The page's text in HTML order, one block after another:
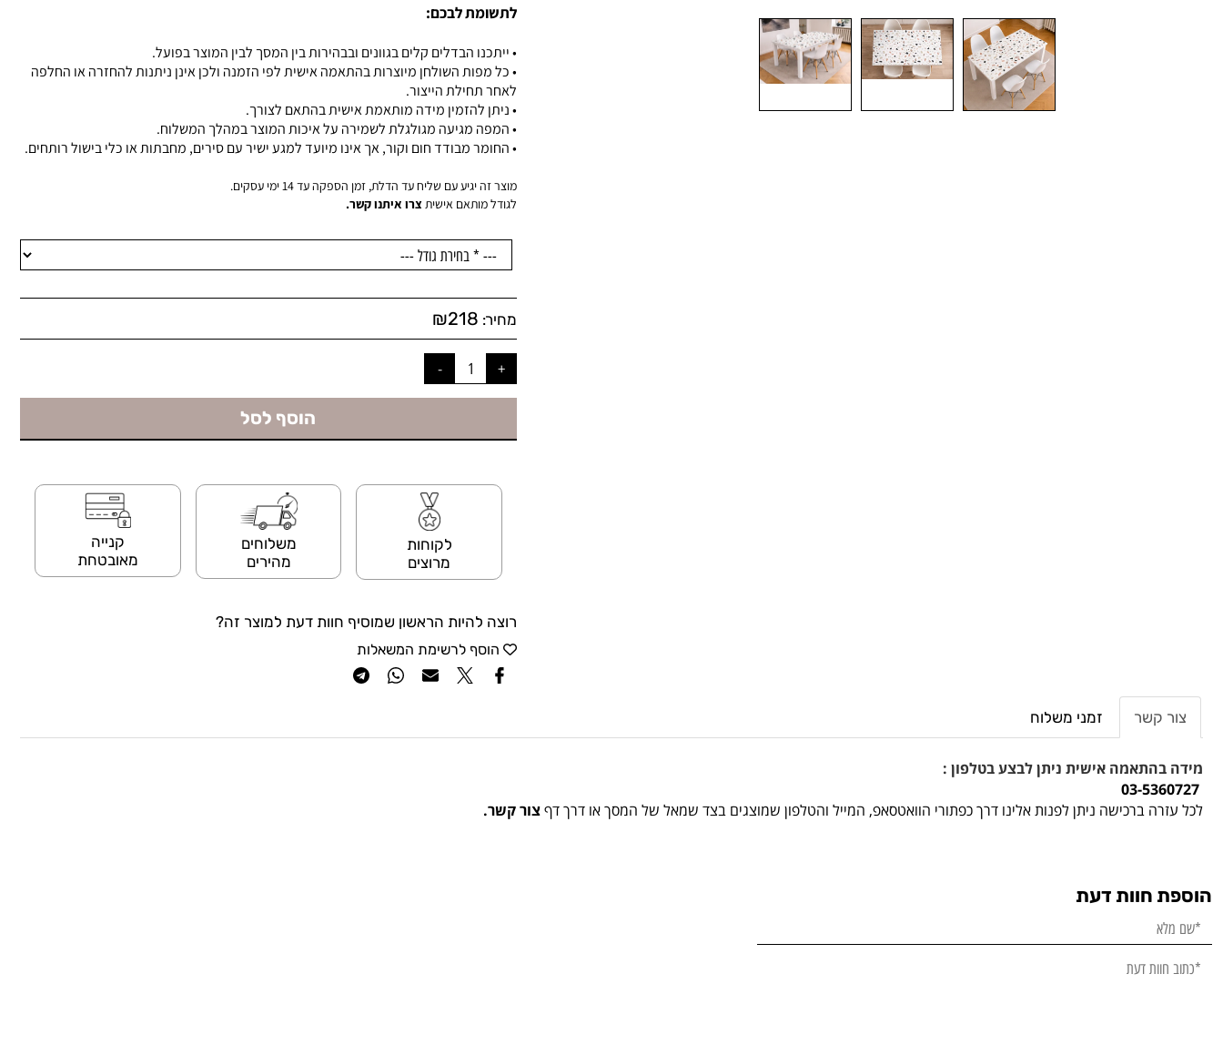
לתשומת לבכם:
• ייתכנו הבדלים קלים בגוונים ובבהירות בין המסך לבין המוצר בפועל.
• כל מפות השולחן מיוצרות בהתאמה אישית לפי הזמנה ולכן אינן ניתנות להחזרה או החלפה
לאחר תחילת הייצור.
• ניתן להזמין מידה מותאמת אישית בהתאם לצורך.
• המפה מגיעה מגולגלת לשמירה על איכות המוצר במהלך המשלוח.
• החומר מבודד חום וקור, אך אינו מיועד למגע ישיר עם סירים, מחבתות או כלי בישול רותחים.
מוצר זה יגיע עם שליח עד הדלת, זמן הספקה עד 14 ימי עסקים.
לגודל מותאם אישיתצרו איתנו קשר.
מחיר: ₪218
הוסף לסל
לקוחות
מרוצים
משלוחים
מהירים
קנייה
מאובטחת
רוצה להיות הראשון שמוסיף חוות דעת למוצר זה?
הוסף לרשימת המשאלות
צור קשר זמני משלוח
מידה בהתאמה אישית ניתן לבצע בטלפון :
03-5360727
לכל עזרה ברכישה ניתן לפנות אלינו דרך כפתורי הוואטסאפ, המייל והטלפון שמוצגים בצד שמאל של המסך או דרך דףצור קשר.
הוספת חוות דעת